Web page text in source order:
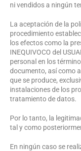
ni vendidos a ningún
La aceptación de la
procedimiento
los efectos como la
INEQUIVOCO del
personal en los
documento, así como
que se produce,
instalaciones de los
tratamiento de datos.
Por lo tanto, la
tal y como
En ningún caso se